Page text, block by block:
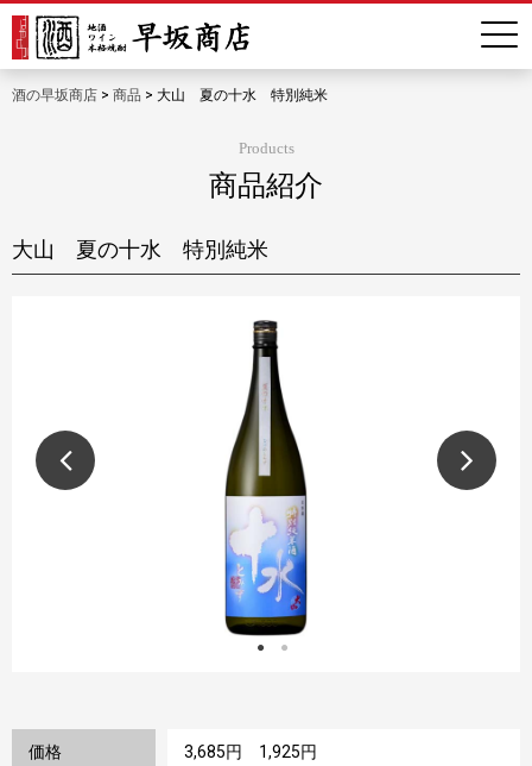
酒の早坂商店 > 商品 > 大山 夏の十水 特別純米
Products
商品紹介
大山 夏の十水 特別純米
価格 3,685円 1,925円